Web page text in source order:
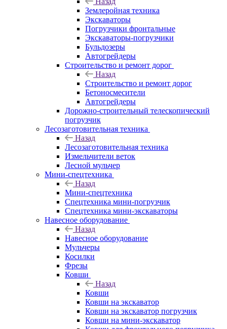
Землеройная техника
Экскаваторы
Погрузчики фронтальные
Экскаваторы-погрузчики
Бульдозеры
Автогрейдеры
Строительство и ремонт дорог
Назад
Строительство и ремонт дорог
Бетоносмесители
Автогрейдеры
Дорожно-строительный телескопический
погрузчик
Лесозаготовительная техника
Назад
Лесозаготовительная техника
Измельчители веток
Лесной мульчер
Мини-спецтехника
Назад
Мини-спецтехника
Спецтехника мини-погрузчик
Спецтехника мини-экскаваторы
Навесное оборудование
Назад
Навесное оборудование
Мульчеры
Косилки
Фрезы
Ковши
Назад
Ковши
Ковши на экскаватор
Ковши на экскаватор погрузчик
Ковши на мини-экскаватор